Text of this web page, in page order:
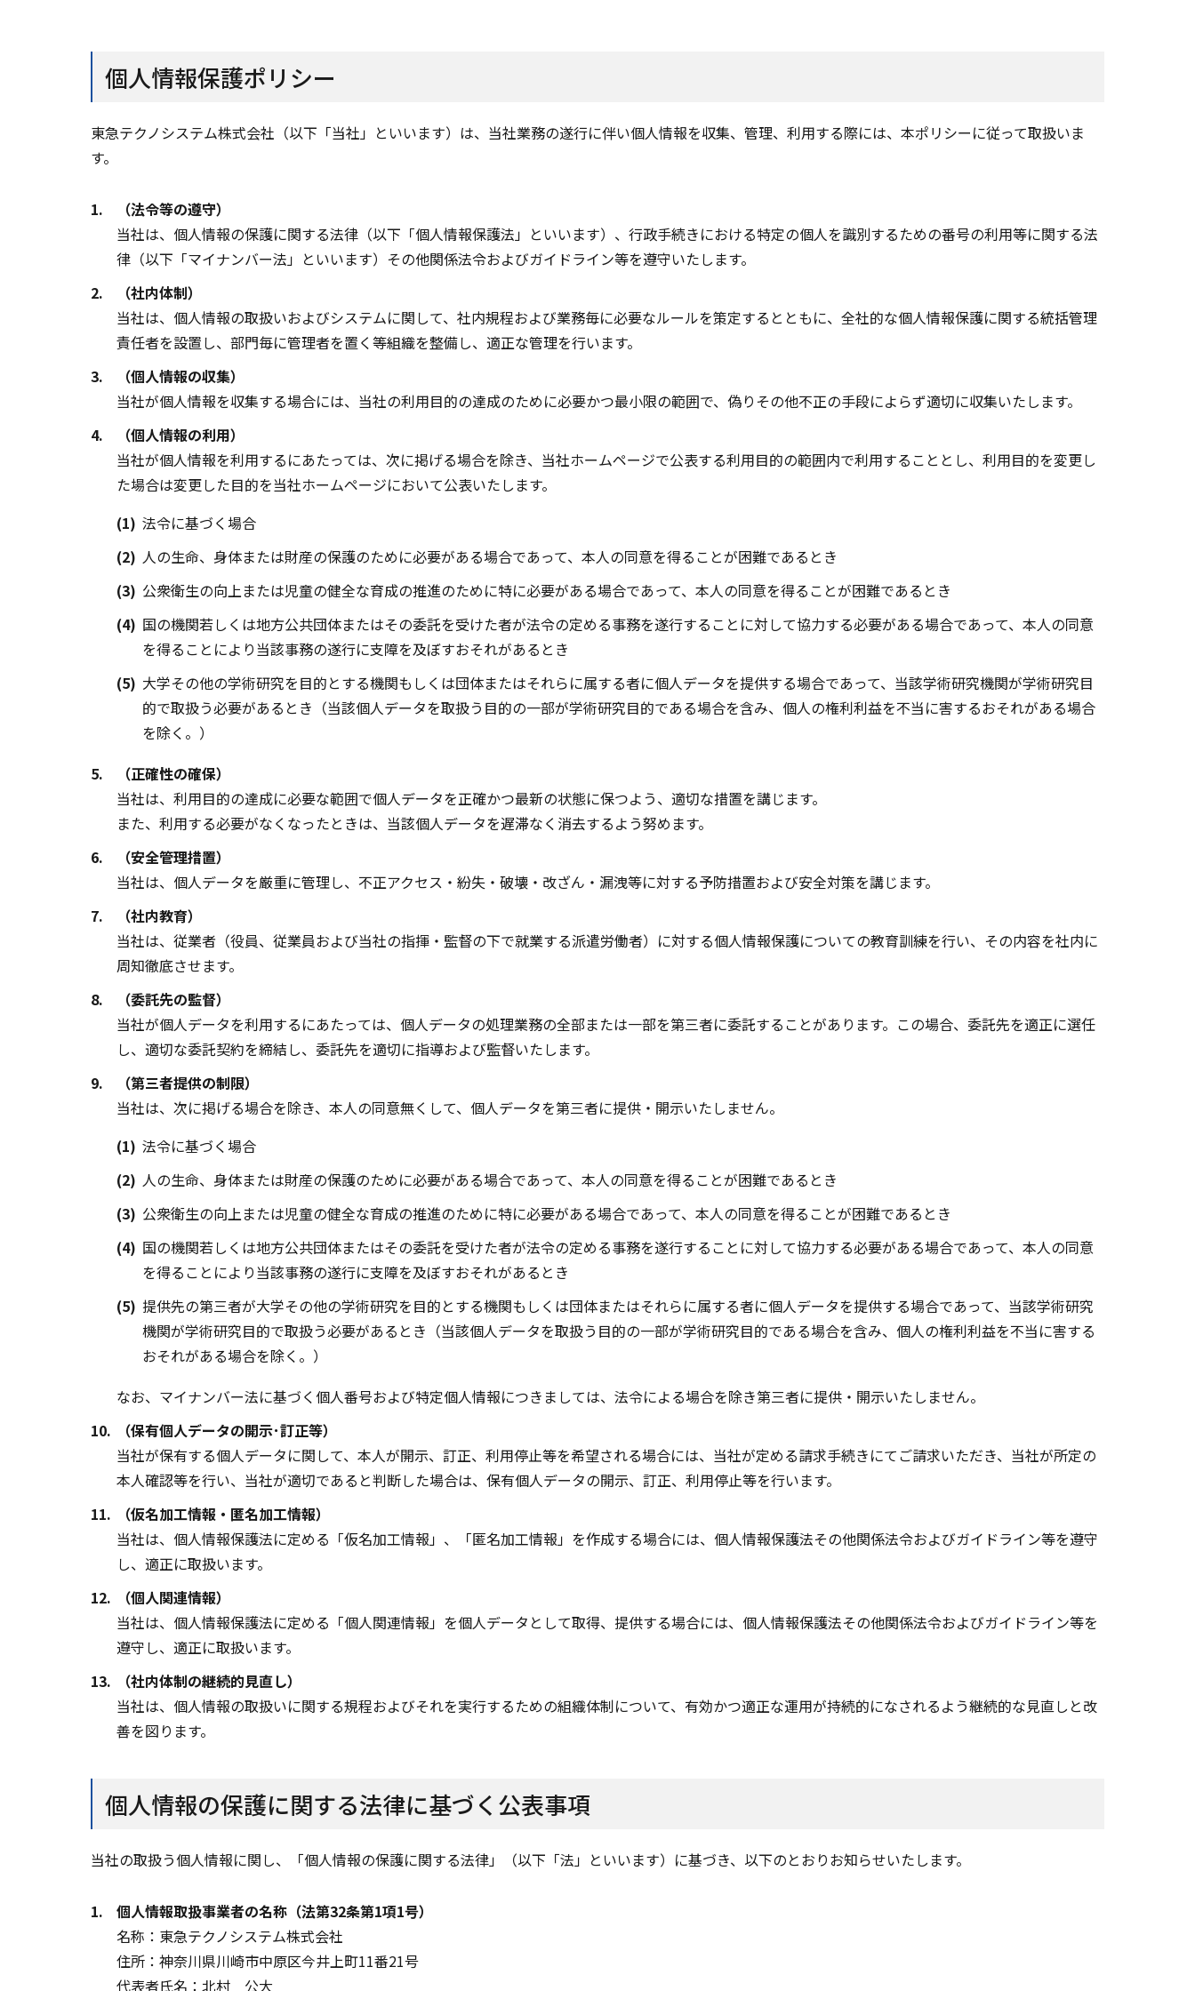
個人情報保護ポリシー
東急テクノシステム株式会社（以下「当社」といいます）は、当社業務の遂行に伴い個人情報を収集、管理、利用する際には、本ポリシーに従って取扱いま
す。
1.
（法令等の遵守）
当社は、個人情報の保護に関する法律（以下「個人情報保護法」といいます）、行政手続きにおける特定の個人を識別するための番号の利用等に関する法
律（以下「マイナンバー法」といいます）その他関係法令およびガイドライン等を遵守いたします。
2.
（社内体制）
当社は、個人情報の取扱いおよびシステムに関して、社内規程および業務毎に必要なルールを策定するとともに、全社的な個人情報保護に関する統括管理
責任者を設置し、部門毎に管理者を置く等組織を整備し、適正な管理を行います。
3.
（個人情報の収集）
当社が個人情報を収集する場合には、当社の利用目的の達成のために必要かつ最小限の範囲で、偽りその他不正の手段によらず適切に収集いたします。
4.
（個人情報の利用）
当社が個人情報を利用するにあたっては、次に掲げる場合を除き、当社ホームページで公表する利用目的の範囲内で利用することとし、利用目的を変更し
た場合は変更した目的を当社ホームページにおいて公表いたします。
(1) 法令に基づく場合
(2) 人の生命、身体または財産の保護のために必要がある場合であって、本人の同意を得ることが困難であるとき
(3) 公衆衛生の向上または児童の健全な育成の推進のために特に必要がある場合であって、本人の同意を得ることが困難であるとき
(4) 国の機関若しくは地方公共団体またはその委託を受けた者が法令の定める事務を遂行することに対して協力する必要がある場合であって、本人の同意
を得ることにより当該事務の遂行に支障を及ぼすおそれがあるとき
(5) 大学その他の学術研究を目的とする機関もしくは団体またはそれらに属する者に個人データを提供する場合であって、当該学術研究機関が学術研究目
的で取扱う必要があるとき（当該個人データを取扱う目的の一部が学術研究目的である場合を含み、個人の権利利益を不当に害するおそれがある場合
を除く。）
5.
（正確性の確保）
当社は、利用目的の達成に必要な範囲で個人データを正確かつ最新の状態に保つよう、適切な措置を講じます。
また、利用する必要がなくなったときは、当該個人データを遅滞なく消去するよう努めます。
6.
（安全管理措置）
当社は、個人データを厳重に管理し、不正アクセス・紛失・破壊・改ざん・漏洩等に対する予防措置および安全対策を講じます。
7.
（社内教育）
当社は、従業者（役員、従業員および当社の指揮・監督の下で就業する派遣労働者）に対する個人情報保護についての教育訓練を行い、その内容を社内に
周知徹底させます。
8.
（委託先の監督）
当社が個人データを利用するにあたっては、個人データの処理業務の全部または一部を第三者に委託することがあります。この場合、委託先を適正に選任
し、適切な委託契約を締結し、委託先を適切に指導および監督いたします。
9.
（第三者提供の制限）
当社は、次に掲げる場合を除き、本人の同意無くして、個人データを第三者に提供・開示いたしません。
(1) 法令に基づく場合
(2) 人の生命、身体または財産の保護のために必要がある場合であって、本人の同意を得ることが困難であるとき
(3) 公衆衛生の向上または児童の健全な育成の推進のために特に必要がある場合であって、本人の同意を得ることが困難であるとき
(4) 国の機関若しくは地方公共団体またはその委託を受けた者が法令の定める事務を遂行することに対して協力する必要がある場合であって、本人の同意
を得ることにより当該事務の遂行に支障を及ぼすおそれがあるとき
(5) 提供先の第三者が大学その他の学術研究を目的とする機関もしくは団体またはそれらに属する者に個人データを提供する場合であって、当該学術研究
機関が学術研究目的で取扱う必要があるとき（当該個人データを取扱う目的の一部が学術研究目的である場合を含み、個人の権利利益を不当に害する
おそれがある場合を除く。）
なお、マイナンバー法に基づく個人番号および特定個人情報につきましては、法令による場合を除き第三者に提供・開示いたしません。
10.
（保有個人データの開示･訂正等）
当社が保有する個人データに関して、本人が開示、訂正、利用停止等を希望される場合には、当社が定める請求手続きにてご請求いただき、当社が所定の
本人確認等を行い、当社が適切であると判断した場合は、保有個人データの開示、訂正、利用停止等を行います。
11.
（仮名加工情報・匿名加工情報）
当社は、個人情報保護法に定める「仮名加工情報」、「匿名加工情報」を作成する場合には、個人情報保護法その他関係法令およびガイドライン等を遵守
し、適正に取扱います。
12.
（個人関連情報）
当社は、個人情報保護法に定める「個人関連情報」を個人データとして取得、提供する場合には、個人情報保護法その他関係法令およびガイドライン等を
遵守し、適正に取扱います。
13.
（社内体制の継続的見直し）
当社は、個人情報の取扱いに関する規程およびそれを実行するための組織体制について、有効かつ適正な運用が持続的になされるよう継続的な見直しと改
善を図ります。
個人情報の保護に関する法律に基づく公表事項
当社の取扱う個人情報に関し、「個人情報の保護に関する法律」（以下「法」といいます）に基づき、以下のとおりお知らせいたします。
1.
個人情報取扱事業者の名称（法第32条第1項1号）
名称：東急テクノシステム株式会社
住所：神奈川県川崎市中原区今井上町11番21号
代表者氏名：北村 公大